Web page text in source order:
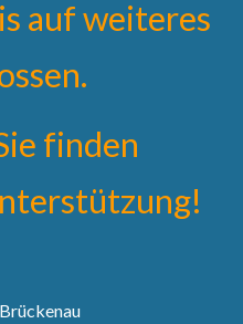
auf weiteres
finden